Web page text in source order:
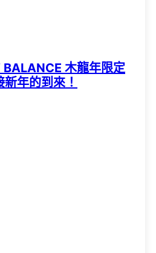
BALANCE 木龍年限定
年的到來！